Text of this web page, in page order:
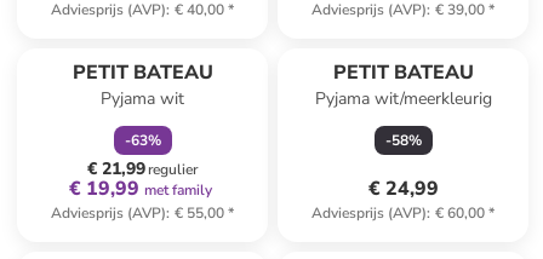
Adviesprijs (AVP): € 40,00* Adviesprijs (AVP): € 39,00*
PETIT BATEAU
Pyjama wit
-63%
€ 21,99regulier
€ 19,99 met family
Adviesprijs (AVP): € 55,00*
PETIT BATEAU
Pyjama wit/meerkleurig
-58%
€ 24,99
Adviesprijs (AVP): € 60,00*